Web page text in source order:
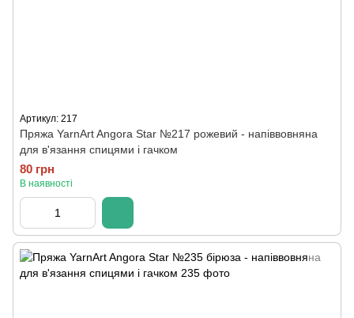
Артикул: 217
Пряжа YarnArt Angora Star №217 рожевий - напіввовняна
для в'язання спицями і гачком
80 грн
В наявності